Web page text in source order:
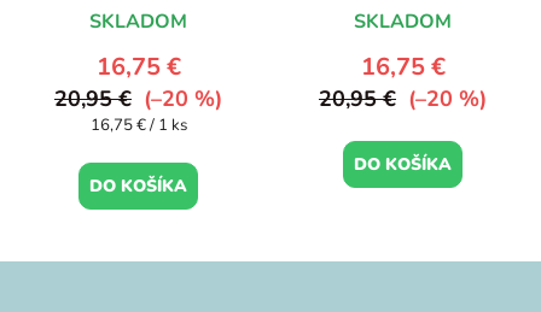
SKLADOM
16,75 €
20,95 € (–20 %)
Jednotková
16,75 € / 1 ks
DO KOŠÍKA
SKLADOM
16,75 €
20,95 € (–20 %)
DO KOŠÍKA